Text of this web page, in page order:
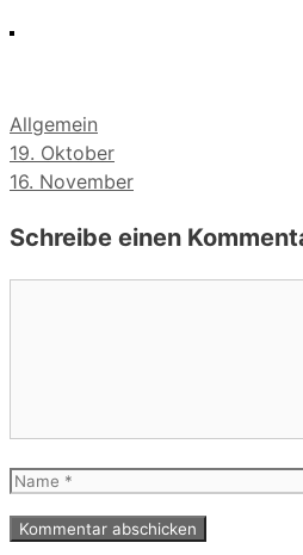
Kategorien
Allgemein
19. Oktober
16. November
Schreibe einen
Name